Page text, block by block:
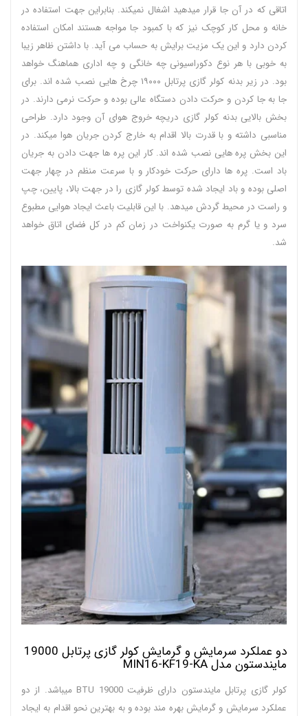
اتاقی که در آن جا قرار میدهید اشغال نمیکند. بنابراین جهت استفاده در
خانه و محل کار کوچک نیز که با کمبود جا مواجه هستند امکان استفاده
کردن دارد و این یک مزیت برایش به حساب می آید. با داشتن ظاهر زیبا
به خوبی با هر نوع دکوراسیونی چه خانگی و چه اداری هماهنگ خواهد
بود. در زیر بدنه کولر گازی پرتابل ۱۹۰۰۰ چرخ هایی نصب شده اند. برای
جا به جا کردن و حرکت دادن دستگاه عالی بوده و حرکت نرمی دارند. در
بخش بالایی بدنه کولر گازی دریچه خروج هوای آن وجود دارد. طراحی
مناسبی داشته و با قدرت بالا اقدام به خارج کردن جریان هوا میکند. در
این بخش پره هایی نصب شده اند. کار این پره ها جهت دادن به جریان
باد است. پره ها دارای حرکت خودکار و با سرعت منظم در چهار جهت
اصلی بوده و باد ایجاد شده توسط کولر گازی را در جهت بالا، پایین، چپ
و راست در محیط گردش میدهد. با این قابلیت باعث ایجاد هوایی مطبوع
سرد و یا گرم به صورت یکنواخت در زمان کم در کل فضای اتاق خواهد
شد.
دو عملکرد سرمایش و گرمایش کولر گازی پرتابل 19000
مایندستون مدل MIN16-KF19-KA
کولر گازی پرتابل مایندستون دارای ظرفیت 19000 BTU میباشد. از دو
عملکرد سرمایش و گرمایش بهره مند بوده و به بهترین نحو اقدام به ایجاد